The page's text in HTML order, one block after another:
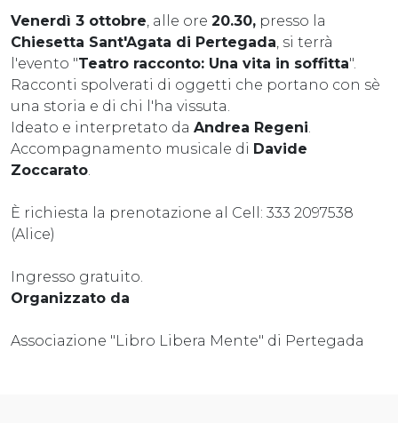
Venerdì 3 ottobre , alle ore 20.30, presso la
Chiesetta Sant'Agata di Pertegada , si terrà
l'evento "Teatro racconto: Una vita in soffitta".
Racconti spolverati di oggetti che portano con sè
una storia e di chi l'ha vissuta.
Ideato e interpretato da Andrea Regeni
Accompagnamento musicale di Davide
Zoccarato
È richiesta la prenotazione al Cell: 333 2097538
(Alice)
Ingresso gratuito.
Organizzato da
Associazione "Libro Libera Mente" di Pertegada